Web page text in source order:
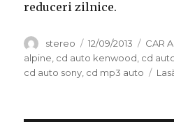
reduceri zilnice.
Autor
stereo
Publicat
pe
12/09/2013 CAR
alpine, cd auto kenwood, cd
cd auto sony, cd mp3 auto